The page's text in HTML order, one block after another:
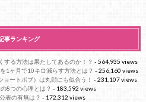
事ランキング
する方法は果たしてあるのか！？ - 564,935 views
1ヶ月で10キロ減らす方法とは？ - 256,160 views
ョートボブ）は丸顔にも似合う！ - 231,107 views
8つの心理とは？ - 183,592 views
表の有無は？ - 172,312 views